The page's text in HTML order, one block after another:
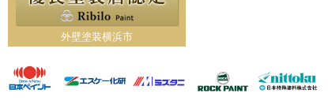
外壁塗装横浜市